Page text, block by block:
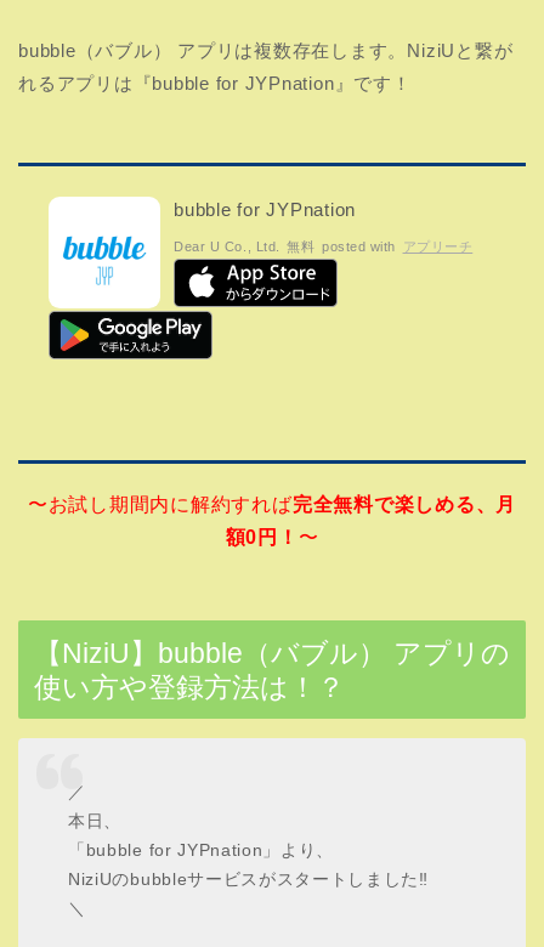
bubble（バブル） アプリは複数存在します。NiziUと繋が
れるアプリは『bubble for JYPnation』です！
bubble for JYPnation
Dear U Co., Ltd. 無料 posted with アプリーチ
〜お試し期間内に解約すれば完全無料で楽しめる、月
額0円！ 〜
【NiziU】bubble（バブル） アプリの
使い方や登録方法は！？
／
本日、
「bubble for JYPnation」より、
NiziUのbubbleサービスがスタートしました‼️
＼